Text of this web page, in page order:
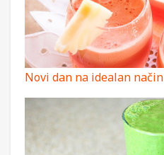
Novi dan na idealan način